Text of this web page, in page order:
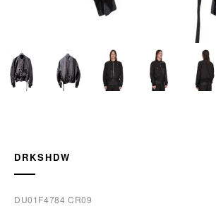
DRKSHDW
DU01F4784 CR09